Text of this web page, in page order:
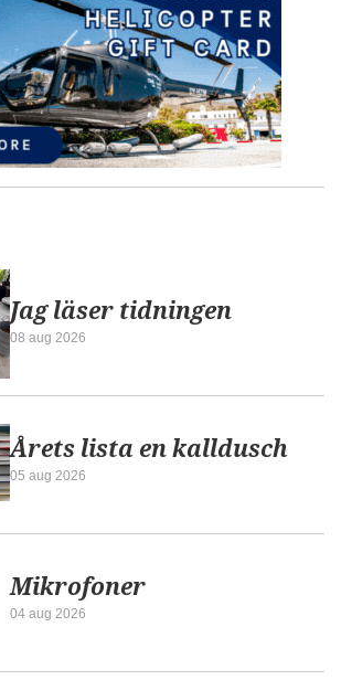
Jag läser tidningen
08 aug 2026
Årets lista en kalldusch
05 aug 2026
Mikrofoner
04 aug 2026